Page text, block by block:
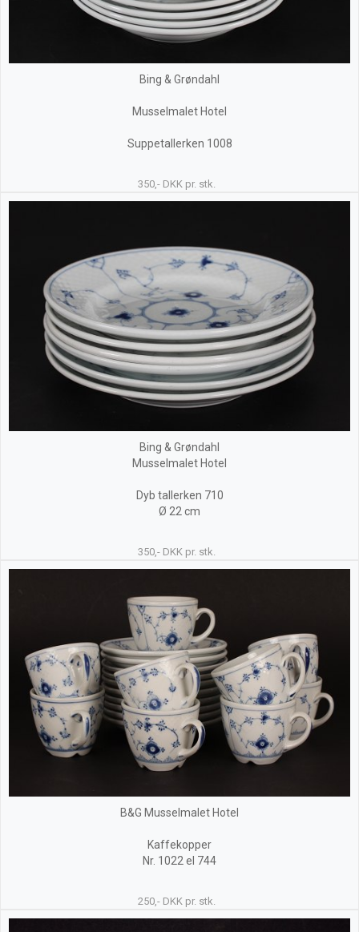
Bing & Grøndahl
Musselmalet Hotel
Suppetallerken 1008
350,- DKK pr. stk.
Bing & Grøndahl
Musselmalet Hotel
Dyb tallerken 710
Ø 22 cm
350,- DKK pr. stk.
B&G Musselmalet Hotel
Kaffekopper
Nr. 1022 el 744
250,- DKK pr. stk.